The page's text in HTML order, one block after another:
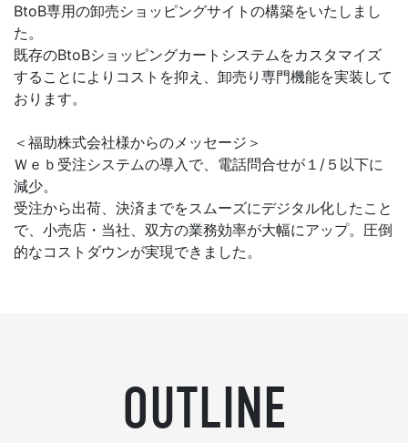
BtoB専用の卸売ショッピングサイトの構築をいたしまし
た。
既存のBtoBショッピングカートシステムをカスタマイズ
することによりコストを抑え、卸売り専門機能を実装して
おります。
＜福助株式会社様からのメッセージ＞
Ｗｅｂ受注システムの導入で、電話問合せが１/５以下に
減少。
受注から出荷、決済までをスムーズにデジタル化したこと
で、小売店・当社、双方の業務効率が大幅にアップ。圧倒
的なコストダウンが実現できました。
OUTLINE